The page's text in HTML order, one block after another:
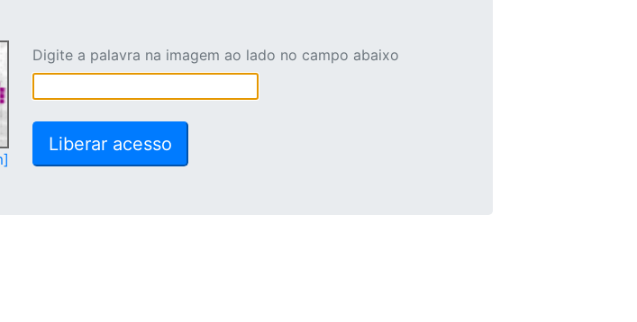
Digite a palavra na imagem ao lado no campo abaixo